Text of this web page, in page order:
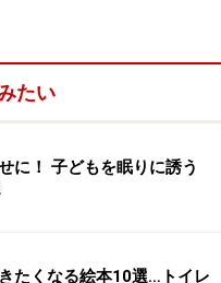
たい
に！ 子どもを眠りに誘う
たくなる絵本10選…トイレ